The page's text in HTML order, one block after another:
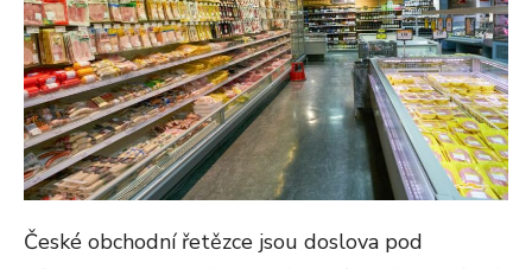
České obchodní řetězce jsou doslova pod